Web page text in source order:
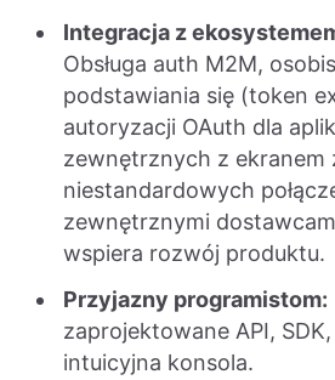
Integracja z
Obsługa auth M2M,
podstawiania się (token
autoryzacji OAuth dla
zewnętrznych z ekranem
niestandardowych
zewnętrznymi
wspiera rozwój produktu.
Przyjazny programistom:
zaprojektowane API,
intuicyjna konsola.